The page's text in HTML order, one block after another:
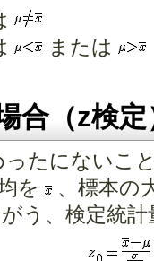
または
合（z検定
ったにないこ
を
、標本の
う、検定統